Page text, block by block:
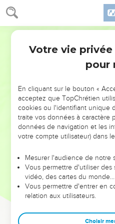
NE MANQUEZ
DE
ET SI LEURS ERREURS
leur foi ou leur vision. Mais on
et les saisons difficiles qu'ils
sont elles qui
Dans cette conférence,
clés pour avancer avec plus
Votre vie
pour
En cliquant sur le bouton «
acceptez que TopChrétien
cookies ou l'identifiant unique
traite vos données à caractère
données de navigation et les
votre compte utilisateur) dans
Mesurer l'audience de notre
Vous permettre d'utiliser
vidéo, des cartes du monde…
Vous permettre d'entrer en
relation aux utilisateurs.
Choisir